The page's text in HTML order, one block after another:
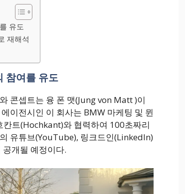
유도
재해석
참여를 유도
콘셉트는 융 폰 맷(Jung von Matt )이
이전시인 이 회사는 BMW 마케팅 및 뮌
트(Hochkant)와 협력하여 100초짜리
유튜브(YouTube), 링크드인(LinkedIn)
개될 예정이다.